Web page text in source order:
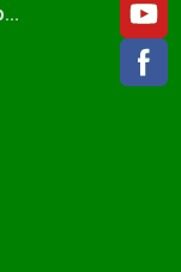
Обмен и возврат